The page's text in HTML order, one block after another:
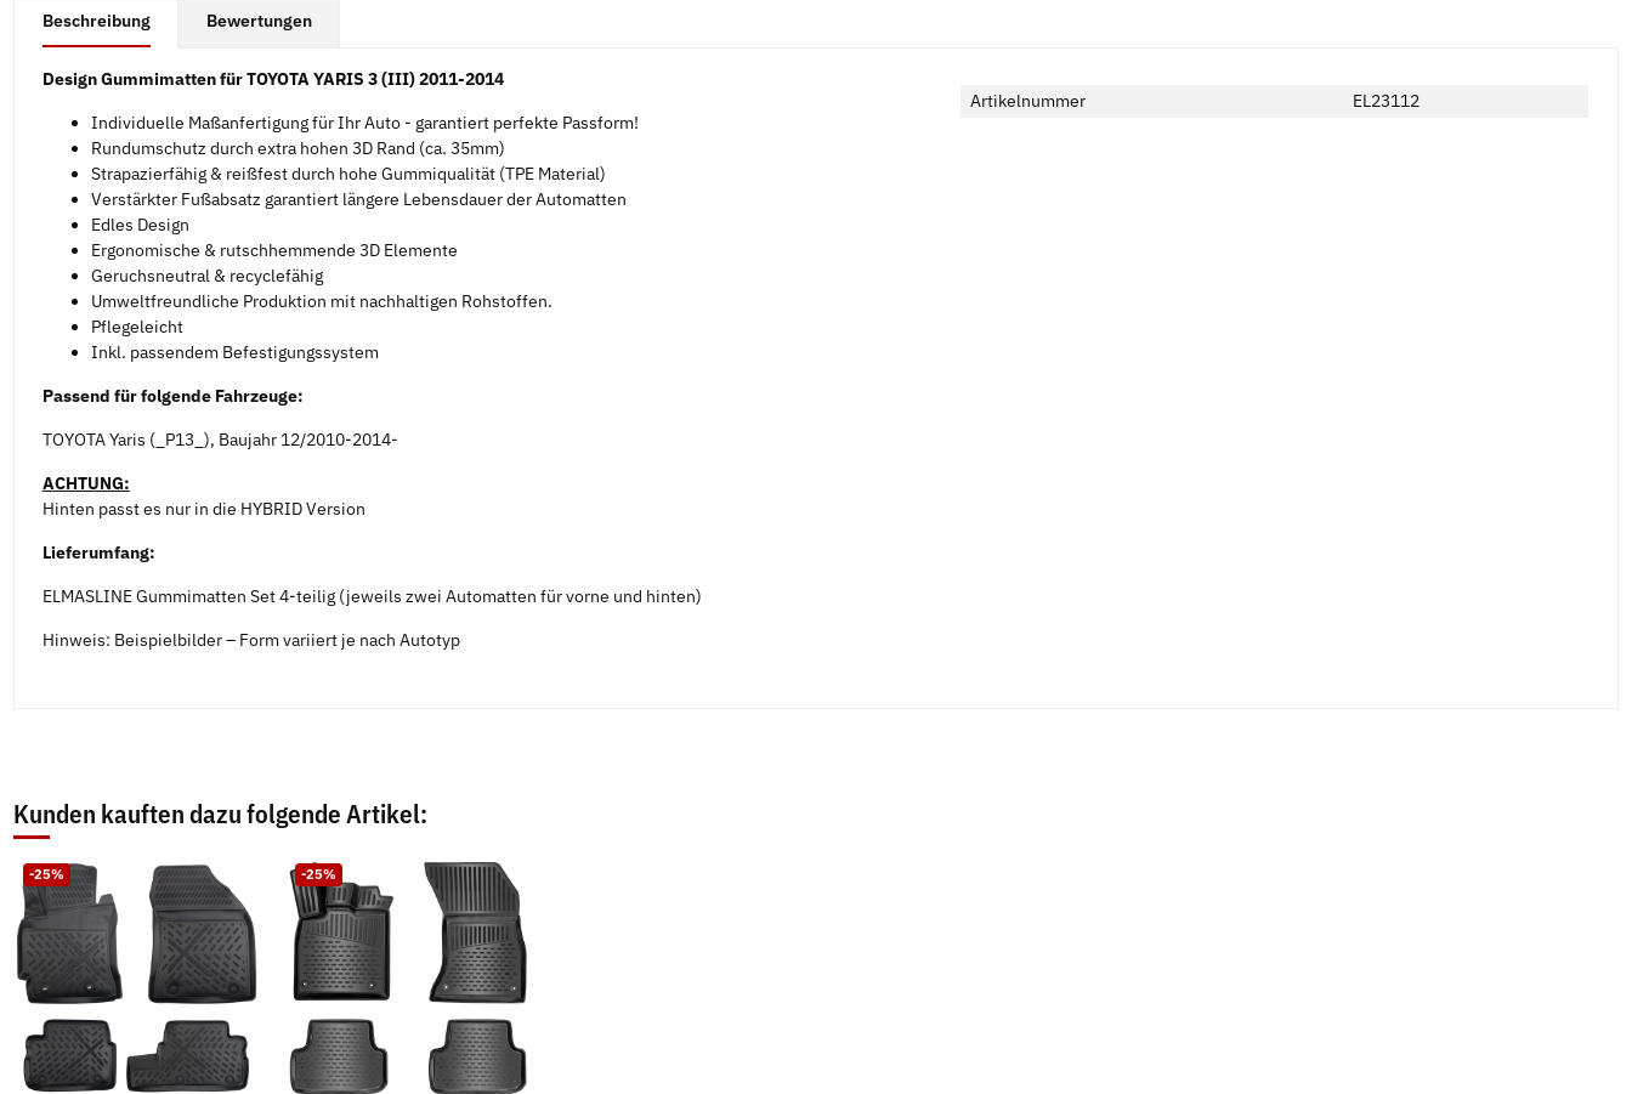
Beschreibung Bewertungen
Design Gummimatten für TOYOTA YARIS 3 (III) 2011-2014
Individuelle Maßanfertigung für Ihr Auto - garantiert perfekte Passform!
Rundumschutz durch extra hohen 3D Rand (ca. 35mm)
Strapazierfähig & reißfest durch hohe Gummiqualität (TPE Material)
Verstärkter Fußabsatz garantiert längere Lebensdauer der Automatten
Edles Design
Ergonomische & rutschhemmende 3D Elemente
Geruchsneutral & recyclefähig
Umweltfreundliche Produktion mit nachhaltigen Rohstoffen.
Pflegeleicht
Inkl. passendem Befestigungssystem
Passend für folgende Fahrzeuge:
TOYOTA Yaris (_P13_), Baujahr 12/2010-2014-
ACHTUNG:
Hinten passt es nur in die HYBRID Version
Lieferumfang:
ELMASLINE Gummimatten Set 4-teilig (jeweils zwei Automatten für vorne und hinten)
Hinweis: Beispielbilder – Form variiert je nach Autotyp
Artikelnummer EL23112
Kunden kauften dazu folgende Artikel:
-25% -25%